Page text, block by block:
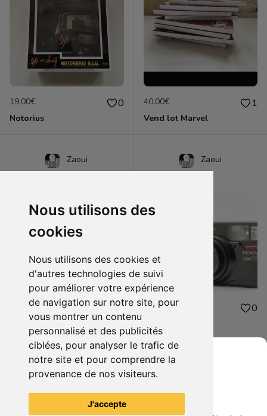
Nous utilisons des
cookies
Nous utilisons des cookies et
d'autres technologies de suivi
pour améliorer votre expérience
de navigation sur notre site, pour
vous montrer un contenu
personnalisé et des publicités
ciblées, pour analyser le trafic de
notre site et pour comprendre la
provenance de nos visiteurs.
J'accepte
19.00€ 0
Notorius
40.00€ 1
Vend lot Marvel
Zaoui
20.00€ 1
Harry Potter
Zaoui
45.99€ 0
Voir tous les articles du vendeur
Grenier du Geek